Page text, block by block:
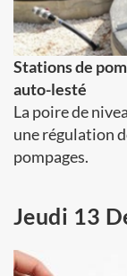
Stations de
auto-lesté
La poire de
une régulation
pompages.
Jeudi 13